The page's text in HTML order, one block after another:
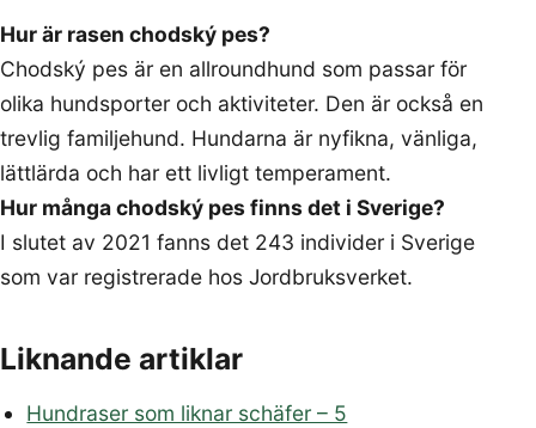
Hur är rasen chodský pes?
Chodský pes är en allroundhund som passar för
olika hundsporter och aktiviteter. Den är också en
trevlig familjehund. Hundarna är nyfikna, vänliga,
lättlärda och har ett livligt temperament.
Hur många chodský pes finns det i Sverige?
I slutet av 2021 fanns det 243 individer i Sverige
som var registrerade hos Jordbruksverket.
Liknande artiklar
Hundraser som liknar schäfer – 5